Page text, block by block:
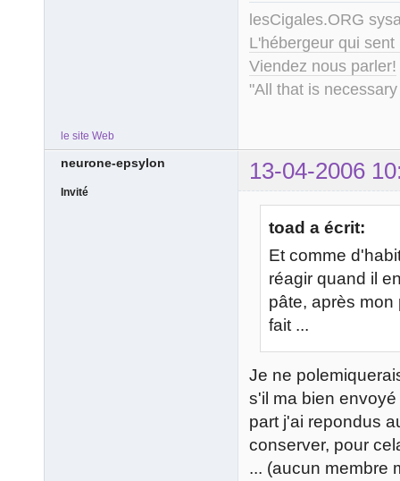
lesCigales.ORG
L'hébergeur qui
Viendez nous parler!
"All that is
le site Web
neurone-epsylon 13-04-2006
Invité
toad a écrit:
Et comme
réagir quand il
pâte, après mon
fait ...
Je ne
s'il ma bien
part j'ai repondus
conserver, pour
... (aucun membre